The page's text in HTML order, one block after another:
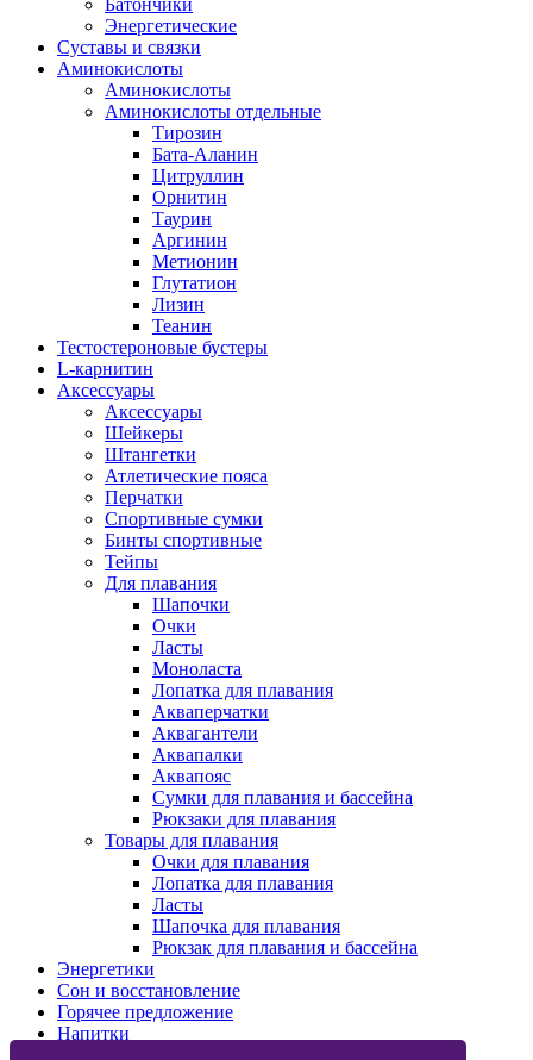
Энергетические
Суставы и связки
Аминокислоты
Аминокислоты
Аминокислоты отдельные
Тирозин
Бата-Аланин
Цитруллин
Орнитин
Таурин
Аргинин
Метионин
Глутатион
Лизин
Теанин
Тестостероновые бустеры
L-карнитин
Аксессуары
Аксессуары
Шейкеры
Штангетки
Атлетические пояса
Перчатки
Спортивные сумки
Бинты спортивные
Тейпы
Для плавания
Шапочки
Очки
Ласты
Моноласта
Лопатка для плавания
Акваперчатки
Аквагантели
Аквапалки
Аквапояс
Сумки для плавания и бассейна
Рюкзаки для плавания
Товары для плавания
Очки для плавания
Лопатка для плавания
Ласты
Шапочка для плавания
Рюкзак для плавания и бассейна
Энергетики
Сон и восстановление
Горячее предложение
Напитки